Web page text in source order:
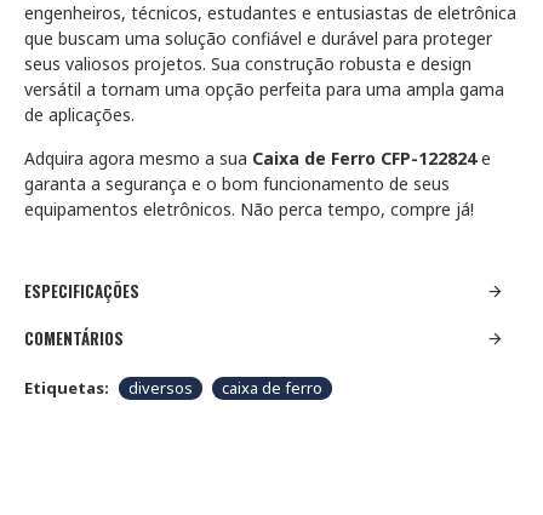
engenheiros, técnicos, estudantes e entusiastas de eletrônica
que buscam uma solução confiável e durável para proteger
seus valiosos projetos. Sua construção robusta e design
versátil a tornam uma opção perfeita para uma ampla gama
de aplicações.
Adquira agora mesmo a sua Caixa de Ferro CFP-122824e
garanta a segurança e o bom funcionamento de seus
equipamentos eletrônicos. Não perca tempo, compre já!
ESPECIFICAÇÕES
COMENTÁRIOS
Etiquetas: diversos caixa de ferro